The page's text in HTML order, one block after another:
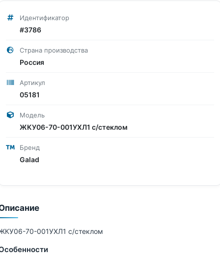
Идентификатор
#3786
Страна производства
Россия
Артикул
05181
Модель
ЖКУ06-70-001УХЛ1 с/стеклом
Бренд
Galad
70-001УХЛ1 с/стеклом